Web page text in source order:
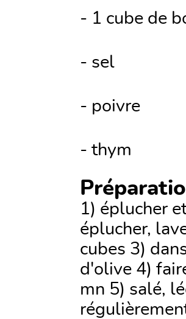
- 1 cube de
- sel
- poivre
- thym
1) éplucher
éplucher,
cubes 3)
d'olive 4)
mn 5) salé,